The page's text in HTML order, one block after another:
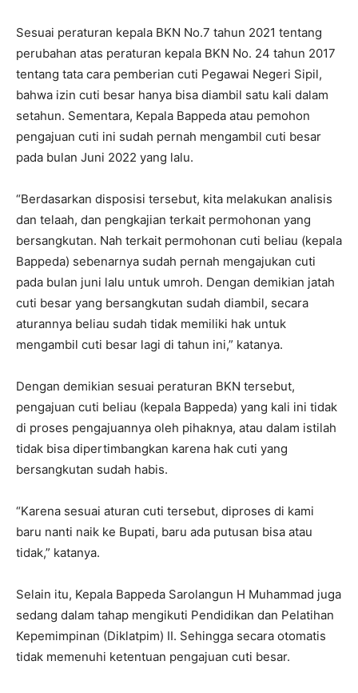
Sesuai peraturan kepala BKN No.7 tahun 2021 tentang
perubahan atas peraturan kepala BKN No. 24 tahun 2017
tentang tata cara pemberian cuti Pegawai Negeri Sipil,
bahwa izin cuti besar hanya bisa diambil satu kali dalam
setahun. Sementara, Kepala Bappeda atau pemohon
pengajuan cuti ini sudah pernah mengambil cuti besar
pada bulan Juni 2022 yang lalu.
“Berdasarkan disposisi tersebut, kita melakukan analisis
dan telaah, dan pengkajian terkait permohonan yang
bersangkutan. Nah terkait permohonan cuti beliau (kepala
Bappeda) sebenarnya sudah pernah mengajukan cuti
pada bulan juni lalu untuk umroh. Dengan demikian jatah
cuti besar yang bersangkutan sudah diambil, secara
aturannya beliau sudah tidak memiliki hak untuk
mengambil cuti besar lagi di tahun ini,” katanya.
Dengan demikian sesuai peraturan BKN tersebut,
pengajuan cuti beliau (kepala Bappeda) yang kali ini tidak
di proses pengajuannya oleh pihaknya, atau dalam istilah
tidak bisa dipertimbangkan karena hak cuti yang
bersangkutan sudah habis.
“Karena sesuai aturan cuti tersebut, diproses di kami
baru nanti naik ke Bupati, baru ada putusan bisa atau
tidak,” katanya.
Selain itu, Kepala Bappeda Sarolangun H Muhammad juga
sedang dalam tahap mengikuti Pendidikan dan Pelatihan
Kepemimpinan (Diklatpim) II. Sehingga secara otomatis
tidak memenuhi ketentuan pengajuan cuti besar.